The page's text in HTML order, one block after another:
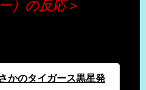
）の反応＞
かのタイガース黒星発